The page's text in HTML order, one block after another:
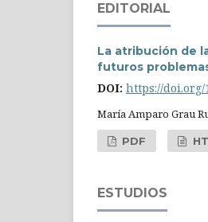
EDITORIAL
La atribución de
futuros
DOI: https://doi.org/
María Amparo Grau
PDF
ESTUDIOS